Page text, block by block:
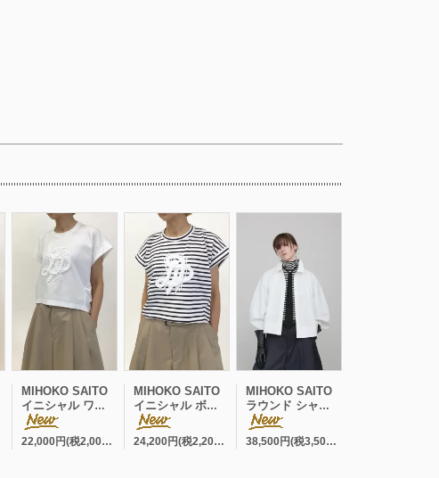
MIHOKO SAITO
イニシャル ワイド フレンチP/O
22,000円(税2,000円)
MIHOKO SAITO
イニシャル ボーダー ワイド フレンチP/O
24,200円(税2,200円)
MIHOKO SAITO
ラウンド シャツブルゾン
38,500円(税3,500円)